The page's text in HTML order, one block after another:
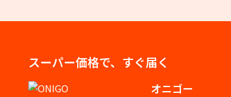
スーパー価格で、すぐ届く
オニゴー